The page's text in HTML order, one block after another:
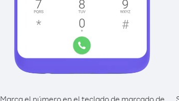
Marca el número en el teclado de marcado de